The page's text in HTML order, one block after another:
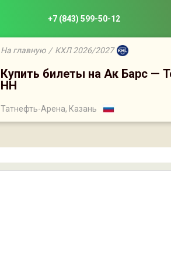
+7 (843) 599-50-12
На главную / КХЛ 2026/2027
Купить билеты на Ак Барс —
НН
Татнефть-Арена, Казань